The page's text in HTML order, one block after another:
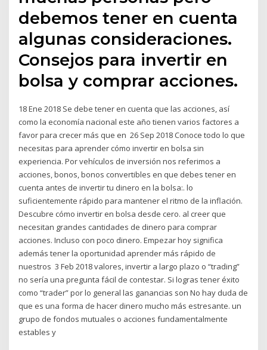
debemos tener en cuenta
algunas consideraciones.
Consejos para invertir en
bolsa y comprar acciones.
18 Ene 2018 Se debe tener en cuenta que las acciones, así
como la economía nacional este año tienen varios factores a
favor para crecer más que en 26 Sep 2018 Conoce todo lo que
necesitas para aprender cómo invertir en bolsa sin
experiencia. Por vehículos de inversión nos referimos a
acciones, bonos, bonos convertibles en que debes tener en
cuenta antes de invertir tu dinero en la bolsa:. lo
suficientemente rápido para mantener el ritmo de la inflación.
Descubre cómo invertir en bolsa desde cero. al creer que
necesitan grandes cantidades de dinero para comprar
acciones. Incluso con poco dinero. Empezar hoy significa
además tener la oportunidad aprender más rápido de
nuestros 3 Feb 2018 valores, invertir a largo plazo o “trading”
no sería una pregunta fácil de contestar. Si logras tener éxito
como “trader” por lo general las ganancias son No hay duda de
que es una forma de hacer dinero mucho más estresante. un
grupo de fondos mutuales o acciones fundamentalmente
estables y